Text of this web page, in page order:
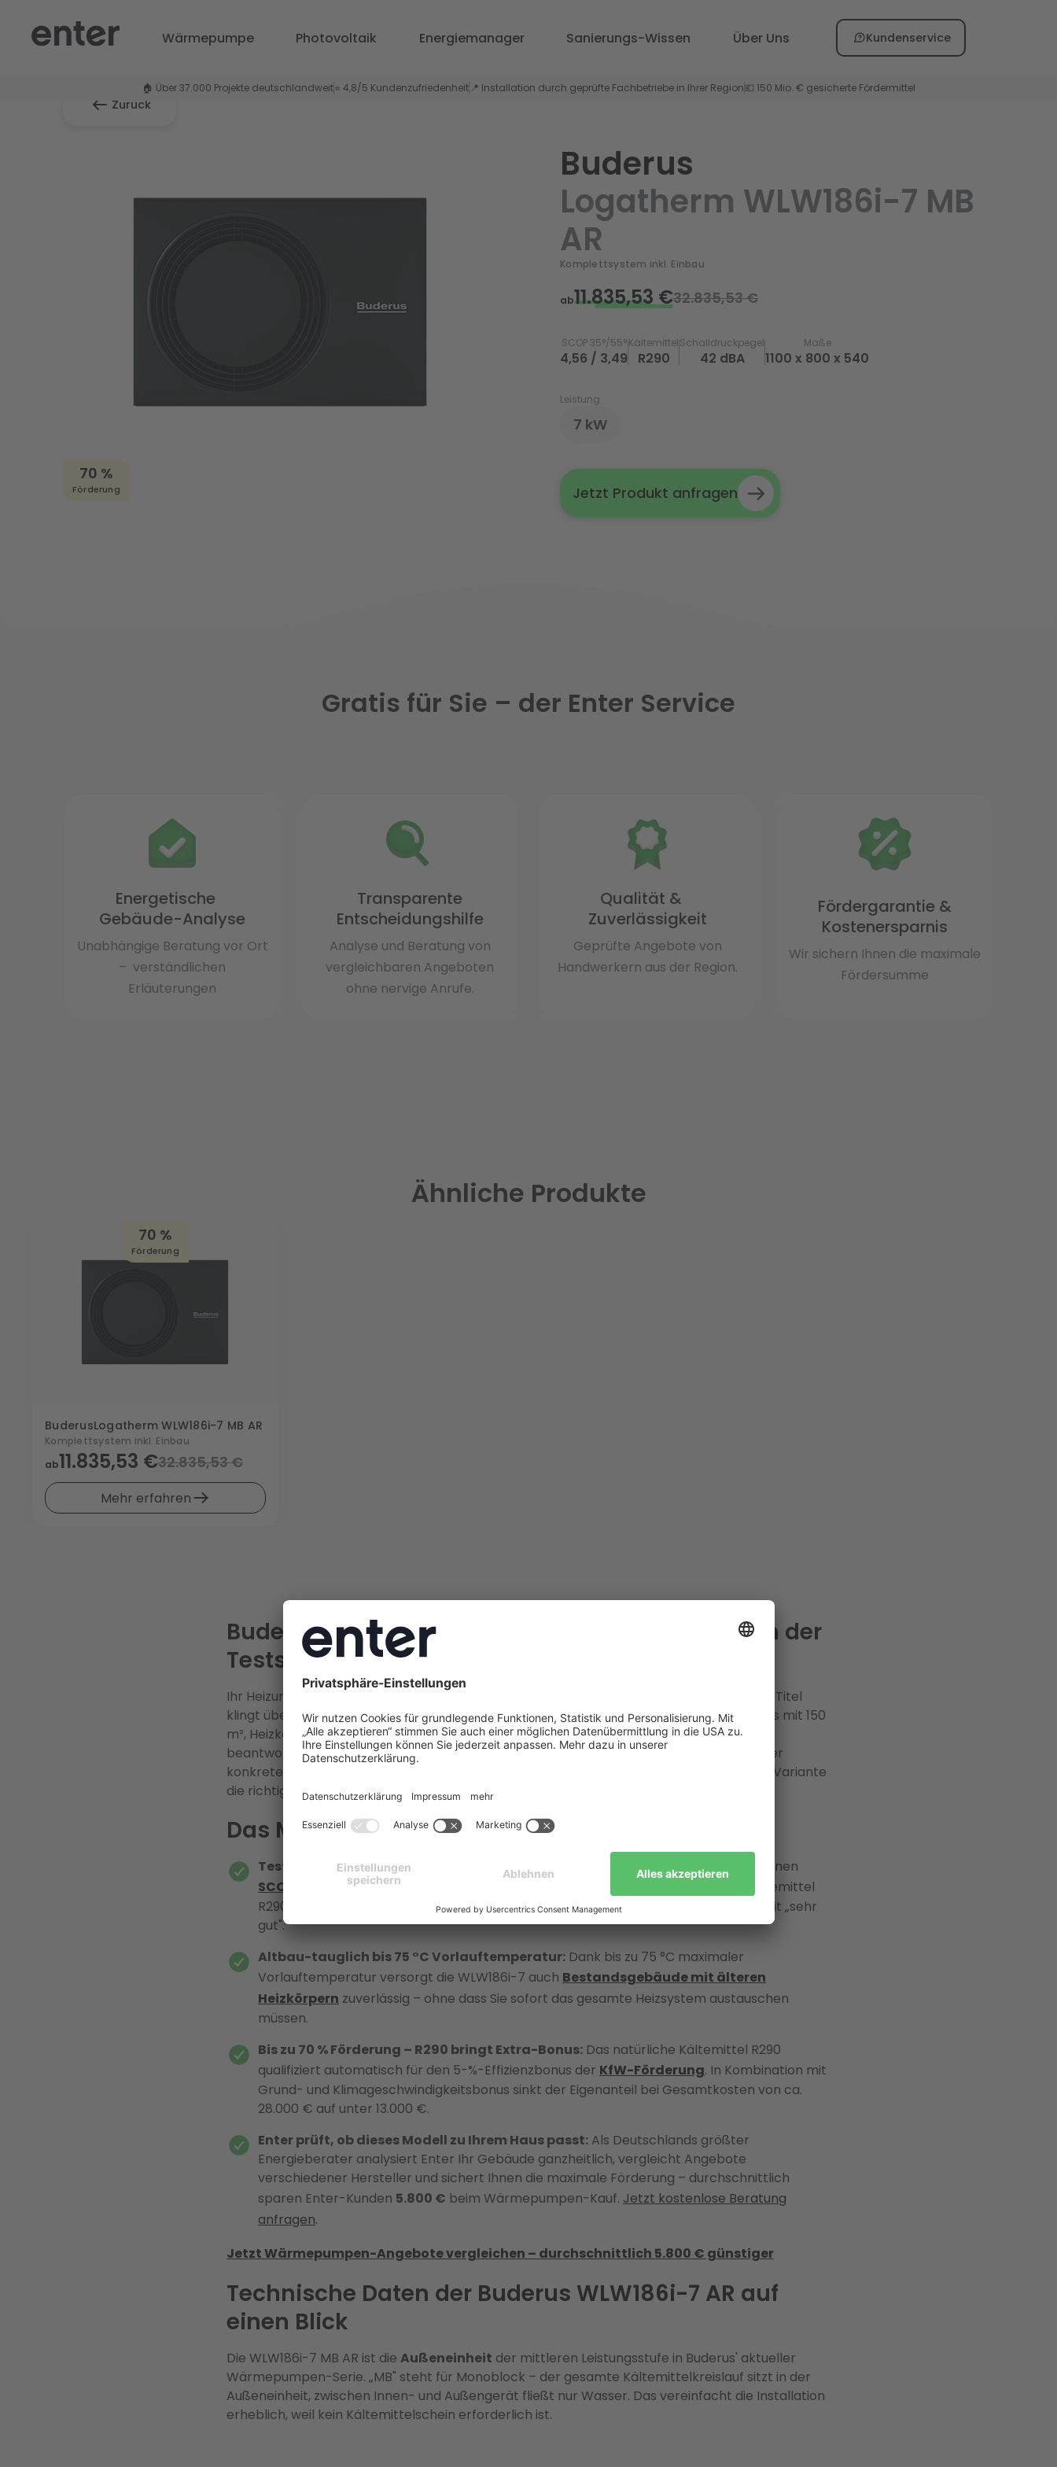
Wärmepumpe Photovoltaik Energiemanager Sanierungs-Wissen Über Uns Kundenservice
🏠 Über 37.000 Projekte deutschlandweit⭐ 4,8/5 Kundenzufriedenheit 📍 Installation durch geprüfte Fachbetriebe in Ihrer Region💶 150 Mio. € gesicherte Fördermittel
Zurück
70 %
Förderung
Buderus
Logatherm WLW186i-7 MB
AR
Komplettsystem inkl. Einbau
ab11.835,53 €32.835,53 €
SCOP 35°/55°
4,56 / 3,49
Kältemittel
R290
Schalldruckpegel
42 dBA
Maße
1100 x 800 x 540
Leistung
7 kW
Jetzt Produkt anfragen
Gratis für Sie – der Enter Service
Energetische
Gebäude-Analyse
Unabhängige Beratung vor Ort
– verständlichen
Erläuterungen
Transparente
Entscheidungshilfe
Analyse und Beratung von
vergleichbaren Angeboten
ohne nervige Anrufe.
Qualität &
Zuverlässigkeit
Geprüfte Angebote von
Handwerkern aus der Region.
Fördergarantie &
Kostenersparnis
Wir sichern Ihnen die maximale
Fördersumme
Ähnliche Produkte
BuderusLogatherm WLW186i-7 MB AR
Komplettsystem inkl. Einbau
ab11.835,53 €32.835,53 €
Mehr erfahren
70 %
Förderung
Buderus Logatherm WLW186i-7 MB AR: Lohnt sich der
Testsieger für Ihr Haus?
Ihr Heizungsbauer hat Ihnen die Buderus WLW186i-7 angeboten, der Stiftung-Warentest-Titel
klingt überzeugend – aber wie verhält sich dieses Modell konkret in einem Einfamilienhaus mit 150
m², Heizkörpern aus den 90ern und einer 25 Jahre alten Gasheizung? Genau diese Frage
beantworten wir hier: mit technischen Fakten, echten Praxiswerten aus Nutzerforen, einer
konkreten Förderrechnung und einer ehrlichen Einordnung, für welche Häuser die 7-kW-Variante
die richtige Wahl ist – und für welche nicht.
Das Modell kurz und kompakt
Testsieger-Technologie mit Top-Effizienz:
Die Buderus WLW186i-7 AR erreicht einen
SCOP von 4,74bei 35 °C Vorlauftemperatur und arbeitet mit dem natürlichen Kältemittel
R290 (GWP 0,02). Stiftung Warentest bewertete die Energieeffizienz der Baureihe mit „sehr
gut".
Altbau-tauglich bis 75 °C Vorlauftemperatur: Dank bis zu 75 °C maximaler
Vorlauftemperatur versorgt die WLW186i-7 auch Bestandsgebäude mit älteren
Heizkörpern zuverlässig – ohne dass Sie sofort das gesamte Heizsystem austauschen
müssen.
Bis zu 70 % Förderung – R290 bringt Extra-Bonus: Das natürliche Kältemittel R290
qualifiziert automatisch für den 5-%-Effizienzbonus der KfW-Förderung. In Kombination mit
Grund- und Klimageschwindigkeitsbonus sinkt der Eigenanteil bei Gesamtkosten von ca.
28.000 € auf unter 13.000 €.
Enter prüft, ob dieses Modell zu Ihrem Haus passt: Als Deutschlands größter
Energieberater analysiert Enter Ihr Gebäude ganzheitlich, vergleicht Angebote
verschiedener Hersteller und sichert Ihnen die maximale Förderung – durchschnittlich
sparen Enter-Kunden 5.800 € beim Wärmepumpen-Kauf. Jetzt kostenlose Beratung
anfragen.
Jetzt Wärmepumpen-Angebote vergleichen – durchschnittlich 5.800 € günstiger
Technische Daten der Buderus WLW186i-7 AR auf
einen Blick
Die WLW186i-7 MB AR ist die Außeneinheit der mittleren Leistungsstufe in Buderus' aktueller
Wärmepumpen-Serie. „MB" steht für Monoblock – der gesamte Kältemittelkreislauf sitzt in der
Außeneinheit, zwischen Innen- und Außengerät fließt nur Wasser. Das vereinfacht die Installation
erheblich, weil kein Kältemittelschein erforderlich ist.